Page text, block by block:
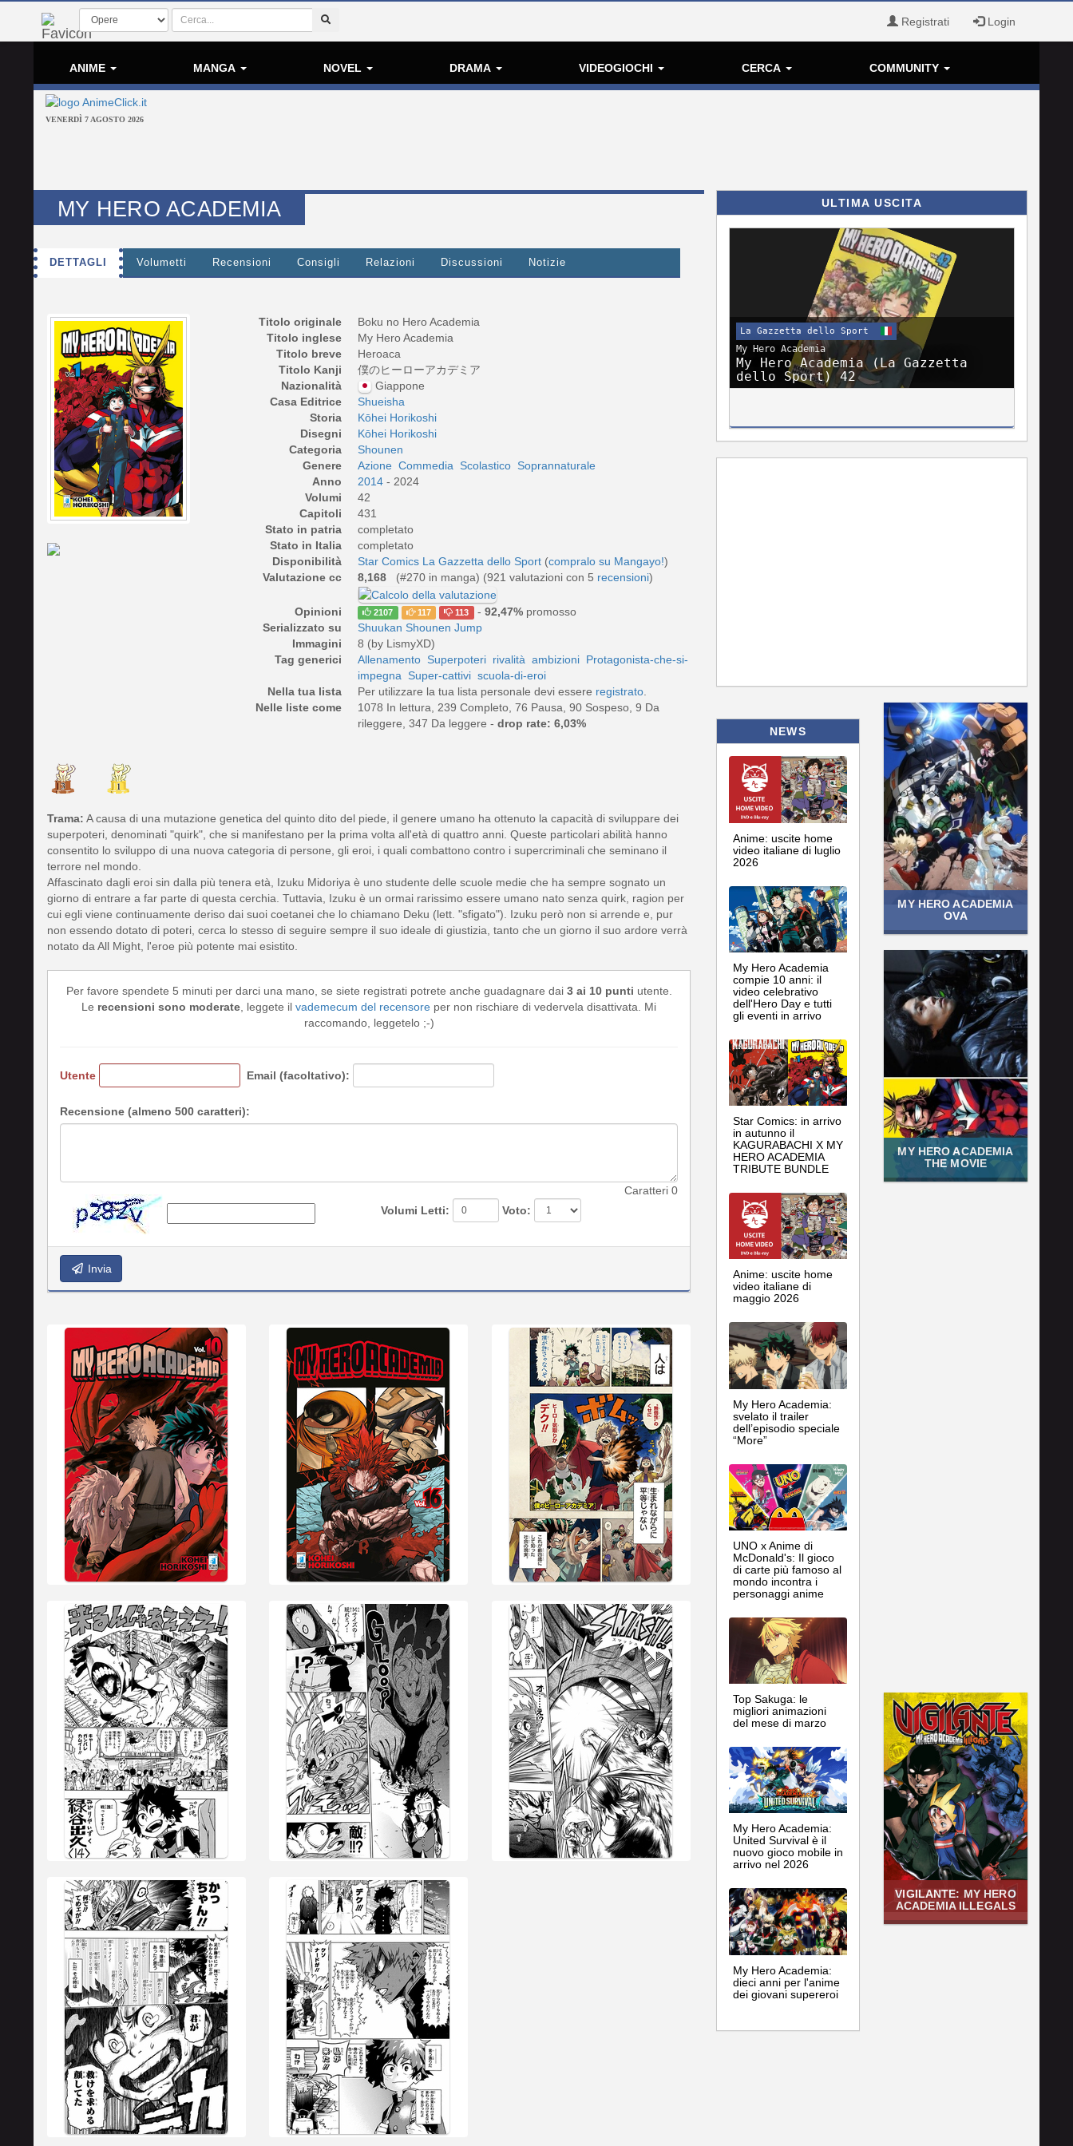
Registrati Login
ANIME MANGA NOVEL DRAMA VIDEOGIOCHI CERCA COMMUNITY
VENERDÌ 7 AGOSTO 2026
MY HERO ACADEMIA
DETTAGLI Volumetti Recensioni Consigli Relazioni Discussioni Notizie
Titolo originale
Boku no Hero Academia
Titolo inglese
My Hero Academia
Titolo breve
Heroaca
Titolo Kanji
僕のヒーローアカデミア
Nazionalità
Giappone
Casa Editrice
Shueisha
Storia
Kōhei Horikoshi
Disegni
Kōhei Horikoshi
Categoria
Shounen
Genere
Azione Commedia Scolastico Soprannaturale
Anno
2014 - 2024
Volumi
42
Capitoli
431
Stato in patria
completato
Stato in Italia
completato
Disponibilità
Star Comics La Gazzetta dello Sport (compralo su Mangayo!)
Valutazione cc
8,168 (#270 in manga) (921 valutazioni con 5 recensioni)
Opinioni 2107 117 113 - 92,47%promosso
Serializzato su
Shuukan Shounen Jump
Immagini
8 (by LismyXD)
Tag generici
Allenamento Superpoteri rivalità ambizioni Protagonista-che-si-
impegna
Super-cattivi scuola-di-eroi
Nella tua lista
Per utilizzare la tua lista personale devi essere registrato
Nelle liste come
1078 In lettura, 239 Completo, 76 Pausa, 90 Sospeso, 9 Da
rileggere, 347 Da leggere - drop rate: 6,03%
Trama: A causa di una mutazione genetica del quinto dito del piede, il genere umano ha ottenuto la capacità di sviluppare dei
superpoteri, denominati "quirk", che si manifestano per la prima volta all'età di quattro anni. Queste particolari abilità hanno
consentito lo sviluppo di una nuova categoria di persone, gli eroi, i quali combattono contro i supercriminali che seminano il
terrore nel mondo.
Affascinato dagli eroi sin dalla più tenera età, Izuku Midoriya è uno studente delle scuole medie che ha sempre sognato un
giorno di entrare a far parte di questa cerchia. Tuttavia, Izuku è un ormai rarissimo essere umano nato senza quirk, ragion per
cui egli viene continuamente deriso dai suoi coetanei che lo chiamano Deku (lett. "sfigato"). Izuku però non si arrende e, pur
non essendo dotato di poteri, cerca lo stesso di seguire sempre il suo ideale di giustizia, tanto che un giorno il suo ardore verrà
notato da All Might, l'eroe più potente mai esistito.
Per favore spendete 5 minuti per darci una mano, se siete registrati potrete anche guadagnare dai 3 ai 10 punti utente.
Le recensioni sono moderate, leggete il vademecum del recensore per non rischiare di vedervela disattivata. Mi
raccomando, leggetelo ;-)
Utente Email (facoltativo):
Recensione (almeno 500 caratteri):
Caratteri 0
Volumi Letti:
Voto:
Invia
ULTIMA USCITA
La Gazzetta dello Sport
My Hero Academia
My Hero Academia (La Gazzetta
dello Sport) 42
NEWS
Anime: uscite home
video italiane di luglio
2026
My Hero Academia
compie 10 anni: il
video celebrativo
dell'Hero Day e tutti
gli eventi in arrivo
Star Comics: in arrivo
in autunno il
KAGURABACHI X MY
HERO ACADEMIA
TRIBUTE BUNDLE
Anime: uscite home
video italiane di
maggio 2026
My Hero Academia:
svelato il trailer
dell’episodio speciale
“More”
UNO x Anime di
McDonald's: Il gioco
di carte più famoso al
mondo incontra i
personaggi anime
Top Sakuga: le
migliori animazioni
del mese di marzo
My Hero Academia:
United Survival è il
nuovo gioco mobile in
arrivo nel 2026
My Hero Academia:
dieci anni per l'anime
dei giovani supereroi
MY HERO ACADEMIA
OVA
MY HERO ACADEMIA
THE MOVIE
VIGILANTE: MY HERO
ACADEMIA ILLEGALS